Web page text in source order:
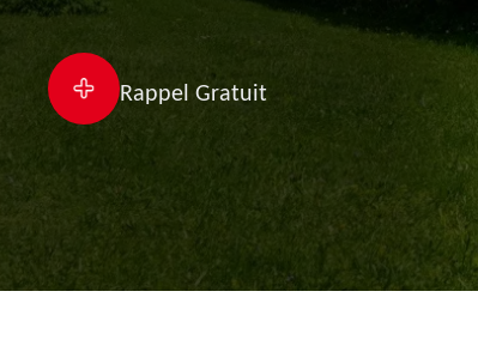
Rappel Gratuit